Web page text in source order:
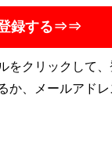
録する⇒⇒
クリックして、
、メールアド